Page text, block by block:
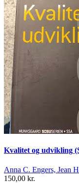
Kvalitet og udvikling
Anna C. Engers, Jean
150,00 kr.